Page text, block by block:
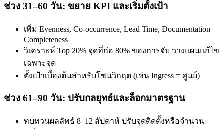
ช่วง 31–60 วัน: ขยาย KPI และเริ่มตั้งเป้า
เพิ่ม Evenness, Co-occurrence, Lead Time, Documentation
Completeness
วิเคราะห์ Top 20% จุดที่ก่อ 80% ของการจับ วางแผนแก้ไข
เฉพาะจุด
ตั้งเป้าเบื้องต้นสำหรับโซนวิกฤต (เช่น Ingress = ศูนย์)
ช่วง 61–90 วัน: ปรับกลยุทธ์และล็อกมาตรฐาน
ทบทวนผลลัพธ์ 8–12 สัปดาห์ ปรับจุดติดตั้งหรือจำนวน